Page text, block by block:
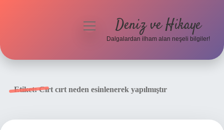
menüyü
Deniz ve Hikaye
Dalgalardan ilham alan neşeli bilgiler!
Etiket:Cırt cırt neden esinlenerek yapılmıştır